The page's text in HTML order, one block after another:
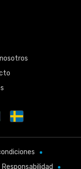
Responsabilidad